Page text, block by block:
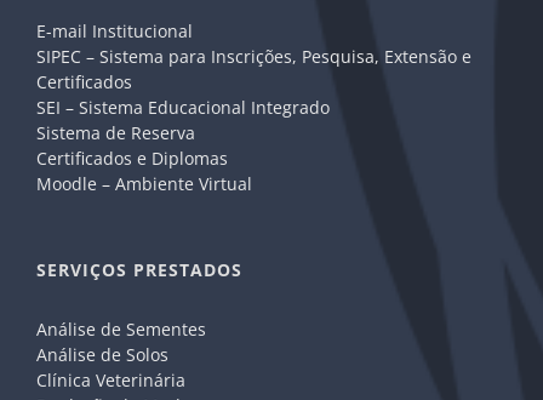
E-mail Institucional
SIPEC – Sistema para Inscrições, Pesquisa, Extensão e
Certificados
SEI – Sistema Educacional Integrado
Sistema de Reserva
Certificados e Diplomas
Moodle – Ambiente Virtual
SERVIÇOS PRESTADOS
Análise de Sementes
Análise de Solos
Clínica Veterinária